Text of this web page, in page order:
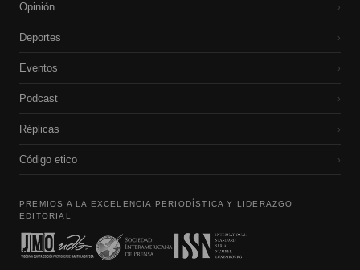
Opinión ›
Deportes ›
Eventos ›
Podcast ›
Réplicas ›
Código etico ›
PREMIOS A LA EXCELENCIA PERIODÍSTICA Y LIDERAZGO
EDITORIAL